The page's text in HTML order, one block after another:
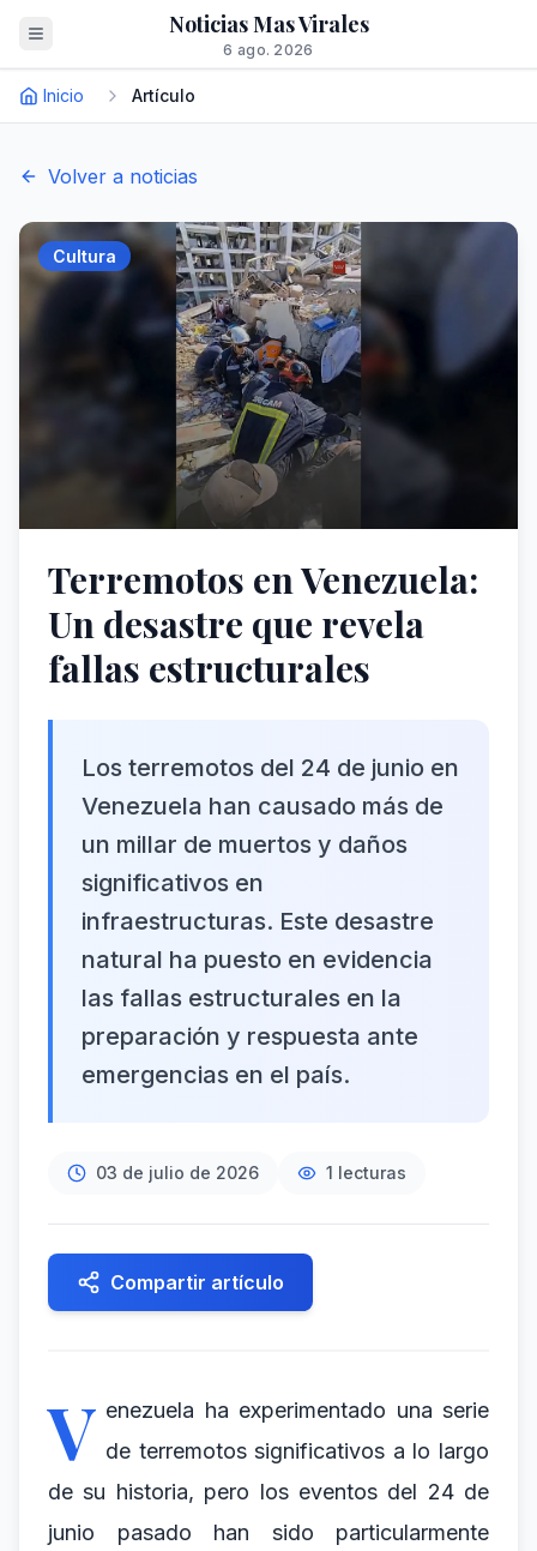
Noticias Mas Virales
6 ago. 2026
Inicio Artículo
Volver a noticias
Cultura
Terremotos en Venezuela:
Un desastre que revela
fallas estructurales
Los terremotos del 24 de junio en
Venezuela han causado más de
un millar de muertos y daños
significativos en
infraestructuras. Este desastre
natural ha puesto en evidencia
las fallas estructurales en la
preparación y respuesta ante
emergencias en el país.
03 de julio de 2026 1 lecturas
Compartir artículo
V enezuela ha experimentado una serie
de terremotos significativos a lo largo
de su historia, pero los eventos del 24 de
junio pasado han sido particularmente